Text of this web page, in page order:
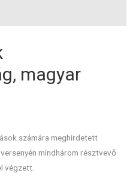
magyar
számára meghirdetett
mindhárom résztvevő
végzett.